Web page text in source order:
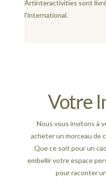
Artinteractivities sont
l’international.
Votre
Nous vous invitons à
acheter un morceau de
Que ce soit pour un
embellir votre espace
pour raconter